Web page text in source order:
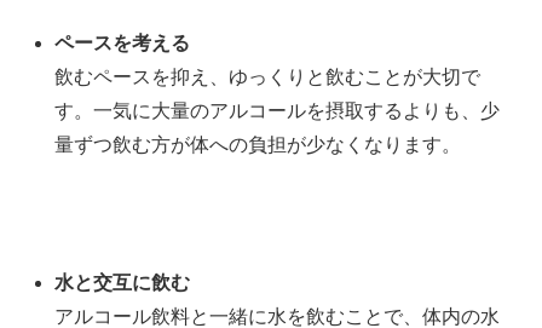
ペースを考える
飲むペースを抑え、ゆっくりと飲むことが大切で
す。一気に大量のアルコールを摂取するよりも、少
量ずつ飲む方が体への負担が少なくなります。
水と交互に飲む
アルコール飲料と一緒に水を飲むことで、体内の水